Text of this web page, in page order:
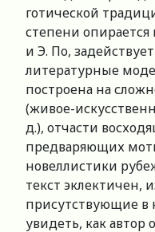
готической
степени опирается
и Э. По,
литературные
построена на
(живое-
д.), отчасти
предваряющих
новеллистики
текст эклектичен,
присутствующие
увидеть, как автор